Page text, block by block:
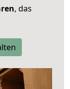
, das